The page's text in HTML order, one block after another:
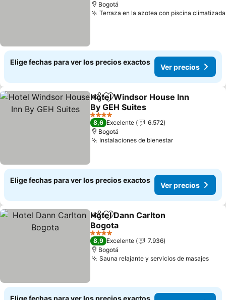
Bogotá
Terraza en la azotea con piscina climatizada
Elige fechas para ver los precios exactos
Ver precios
CompartirAgregar a favoritos
Hotel Windsor House Inn
By GEH Suites
Ver precios
4 Estrellas
8,6 Excelente
6.572
Bogotá
Instalaciones de bienestarVer precios
Elige fechas para ver los precios exactos
Ver precios
CompartirAgregar a favoritos
Hotel Dann Carlton
Bogota
Ver precios
4 Estrellas
8,9 Excelente
7.936
Bogotá
Sauna relajante y servicios de masajesVer
Elige fechas para ver los precios exactos